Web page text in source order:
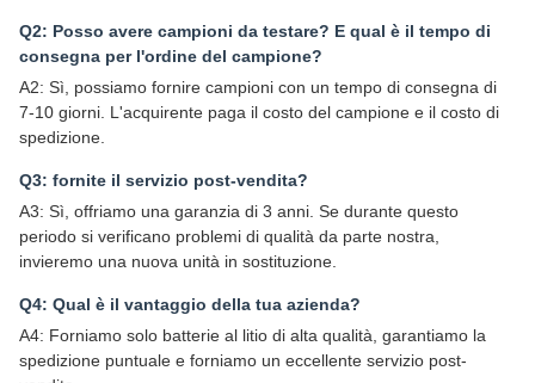
Q2: Posso avere campioni da testare? E qual è il tempo di
consegna per l'ordine del campione?
A2: Sì, possiamo fornire campioni con un tempo di consegna di
7-10 giorni. L'acquirente paga il costo del campione e il costo di
spedizione.
Q3: fornite il servizio post-vendita?
A3: Sì, offriamo una garanzia di 3 anni. Se durante questo
periodo si verificano problemi di qualità da parte nostra,
invieremo una nuova unità in sostituzione.
Q4: Qual è il vantaggio della tua azienda?
A4: Forniamo solo batterie al litio di alta qualità, garantiamo la
spedizione puntuale e forniamo un eccellente servizio post-